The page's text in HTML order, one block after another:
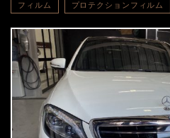
フィルム プロテクションフィルム